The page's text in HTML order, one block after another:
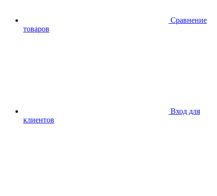
Сравнение
товаров
Вход для
клиентов